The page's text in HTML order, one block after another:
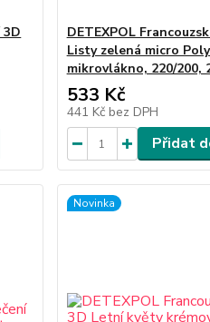
DETEXPOL
Listy zelená micro
mikrovlákno, 220/200,
533 Kč
441 Kč bez DPH
Přidat
Novinka